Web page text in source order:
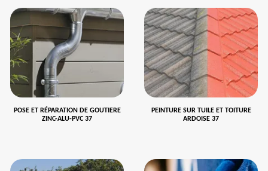
POSE ET RÉPARATION DE GOUTIERE
ZINC-ALU-PVC 37
PEINTURE SUR TUILE ET TOITURE
ARDOISE 37